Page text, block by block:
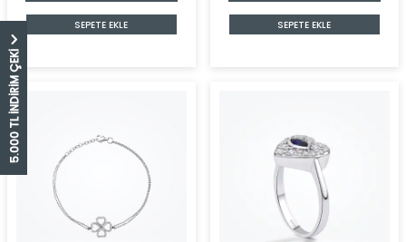
5.000 TL İNDİRİM ÇEKİ
SEPETE EKLE SEPETE EKLE